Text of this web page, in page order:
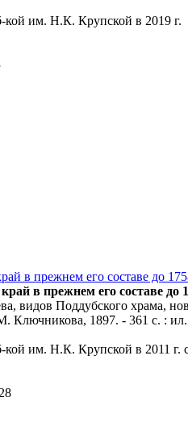
кой им. Н.К. Крупской в 2019 г.
в прежнем его составе до
в прежнем его составе до
видов Поддубского храма,
Ключникова, 1897. - 361 с. : ил.
кой им. Н.К. Крупской в 2011